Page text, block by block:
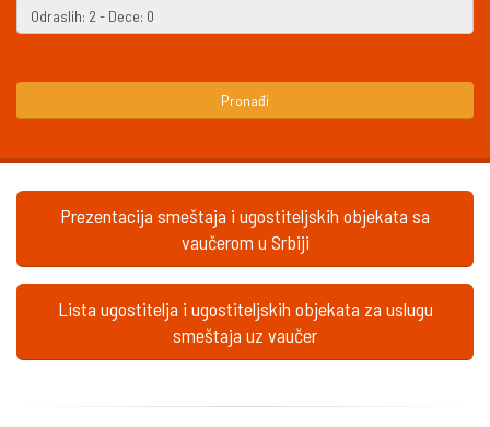
Pronađi
Prezentacija smeštaja i ugostiteljskih objekata sa
vaučerom u Srbiji
Lista ugostitelja i ugostiteljskih objekata za uslugu
smeštaja uz vaučer